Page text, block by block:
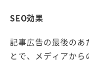
SEO効果
記事広告の最後のあ
とで、メディアか